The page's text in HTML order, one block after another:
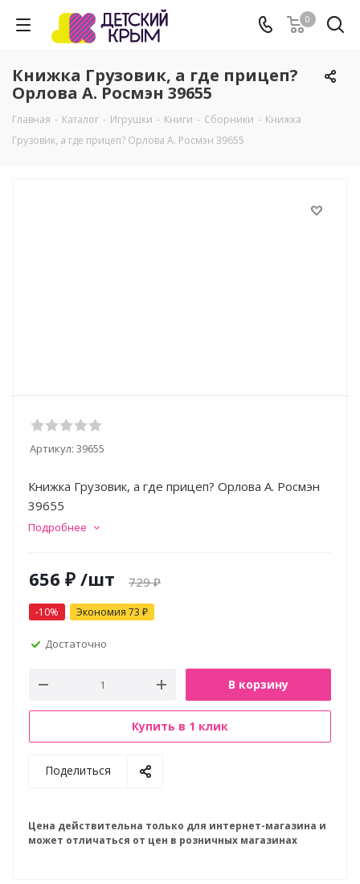
0
Книжка Грузовик, а где прицеп?
Орлова А. Росмэн 39655
Главная - Каталог - Игрушки - Книги - Сборники - Книжка
Грузовик, а где прицеп? Орлова А. Росмэн 39655
Артикул: 39655
Книжка Грузовик, а где прицеп? Орлова А. Росмэн
39655
Подробнее
656 ₽ /шт 729₽
-10% Экономия 73 ₽
Достаточно
В корзину
Купить в 1 клик
Поделиться
Цена действительна только для интернет-магазина и
может отличаться от цен в розничных магазинах